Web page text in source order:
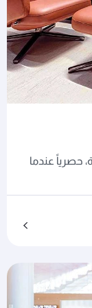
حصرياً عندما